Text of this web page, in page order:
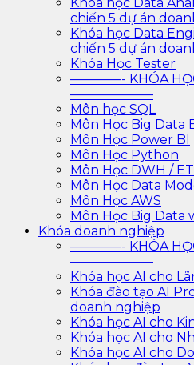
chiến 5 dự án
Khóa học Data
chiến 5 dự án
Khóa Học Tester
————- KHÓA
——————–
Môn học SQL
Môn Học Big Data
Môn Học Power BI
Môn Học Python
Môn Học DWH /
Môn Học Data
Môn Học AWS
Môn Học Big Data
Khóa doanh nghiệp
————- KHÓA
——————–
Khóa học AI cho
Khóa đào tạo AI
doanh nghiệp
Khóa học AI cho
Khóa học AI cho
Khóa học AI cho